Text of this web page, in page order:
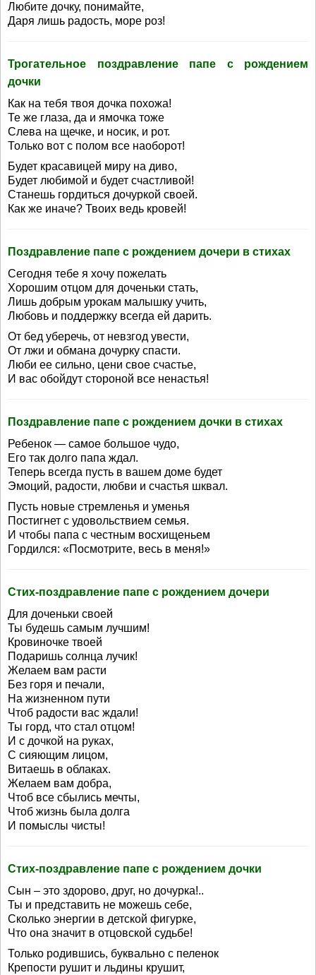
Любите дочку, понимайте,
Даря лишь радость, море роз!
Трогательное поздравление папе с рождением
дочки
Как на тебя твоя дочка похожа!
Те же глаза, да и ямочка тоже
Слева на щечке, и носик, и рот.
Только вот с полом все наоборот!
Будет красавицей миру на диво,
Будет любимой и будет счастливой!
Станешь гордиться дочуркой своей.
Как же иначе? Твоих ведь кровей!
Поздравление папе с рождением дочери в стихах
Сегодня тебе я хочу пожелать
Хорошим отцом для доченьки стать,
Лишь добрым урокам малышку учить,
Любовь и поддержку всегда ей дарить.
От бед уберечь, от невзгод увести,
От лжи и обмана дочурку спасти.
Люби ее сильно, цени свое счастье,
И вас обойдут стороной все ненастья!
Поздравление папе с рождением дочки в стихах
Ребенок — самое большое чудо,
Его так долго папа ждал.
Теперь всегда пусть в вашем доме будет
Эмоций, радости, любви и счастья шквал.
Пусть новые стремленья и уменья
Постигнет с удовольствием семья.
И чтобы папа с честным восхищеньем
Гордился: «Посмотрите, весь в меня!»
Стих-поздравление папе с рождением дочери
Для доченьки своей
Ты будешь самым лучшим!
Кровиночке твоей
Подаришь солнца лучик!
Желаем вам расти
Без горя и печали,
На жизненном пути
Чтоб радости вас ждали!
Ты горд, что стал отцом!
И с дочкой на руках,
С сияющим лицом,
Витаешь в облаках.
Желаем вам добра,
Чтоб все сбылись мечты,
Чтоб жизнь была долга
И помыслы чисты!
Стих-поздравление папе с рождением дочки
Сын – это здорово, друг, но дочурка!..
Ты и представить не можешь себе,
Сколько энергии в детской фигурке,
Что она значит в отцовской судьбе!
Только родившись, буквально с пеленок
Крепости рушит и льдины крушит,